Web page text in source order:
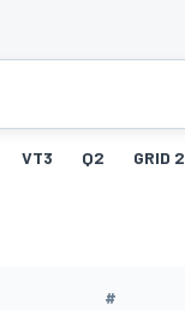
VT3 Q2 GRID 2
#